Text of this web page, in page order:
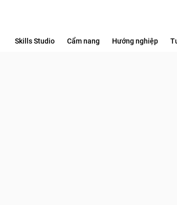
Skills Studio Cẩm nang Hướng nghiệp